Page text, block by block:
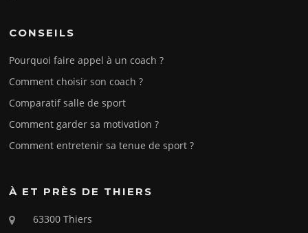
CONSEILS
Pourquoi faire appel à un coach ?
Comment choisir son coach ?
Comparatif salle de sport
Comment garder sa motivation ?
Comment entretenir sa tenue de sport ?
À ET PRÈS DE THIERS
63300 Thiers